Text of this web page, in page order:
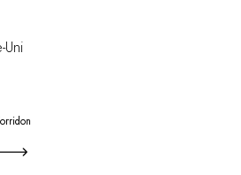
Uni